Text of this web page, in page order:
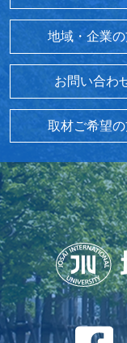
地域・企業
お問い合わ
取材ご希望